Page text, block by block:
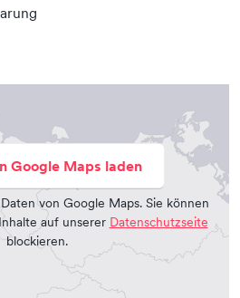
Google Maps laden
von Google Maps. Sie können
auf unserer Datenschutzseite
blockieren.